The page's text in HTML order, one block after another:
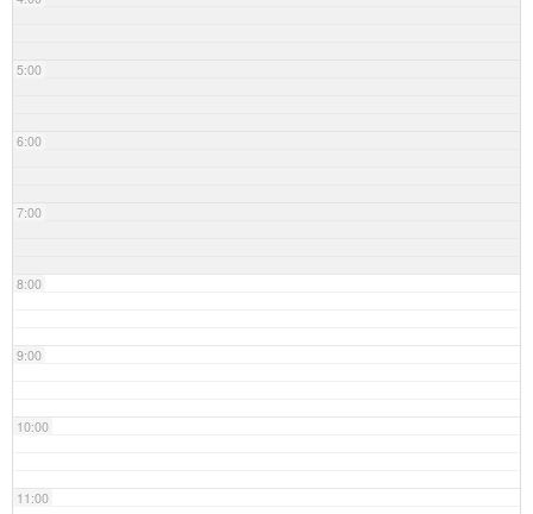
5:00
6:00
7:00
8:00
9:00
10:00
11:00